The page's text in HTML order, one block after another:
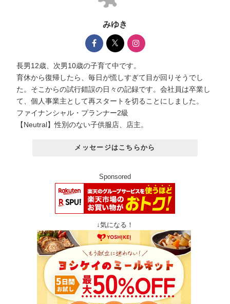
みゆき
長男12歳、次男10歳の子育て中です。
育休から復帰したら、毎日が慌しすぎて目が回りそうでし
た。そこからの試行錯誤の日々の記録です。会社員は卒業し
て、個人事業主として再スタートを切ることにしました。
ファイナンシャル・プランナー2級
【Neutral】性別のない子供服店、店主。
メッセージはこちらから
Sponsored
↓気になる！